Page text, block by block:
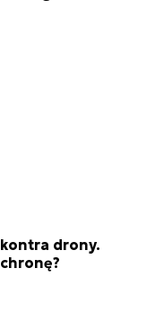
drony.